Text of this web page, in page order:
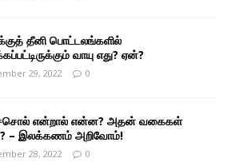
தீனி பொட்டலங்களில்
வாயு எது? ஏன்?
29, 2022 0
என்றால் என்ன? அதன் வகைகள்
– இலக்கணம் அறிவோம்!
28, 2022 0